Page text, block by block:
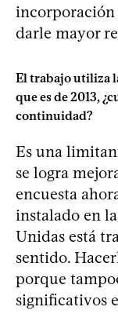
incorporación
darle mayor
El trabajo utiliza
que es de 2013,
continuidad?
Es una
se logra
encuesta
instalado en
Unidas está
sentido.
porque
significativos